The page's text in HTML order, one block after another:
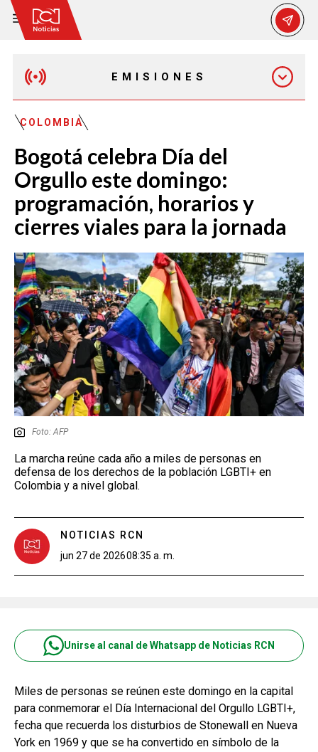
EMISIONES
EMISIÓN 7:00 PM
COLOMBIA
Bogotá celebra Día del
Orgullo este domingo:
programación, horarios y
cierres viales para la jornada
Foto: AFP
La marcha reúne cada año a miles de personas en
defensa de los derechos de la población LGBTI+ en
Colombia y a nivel global.
NOTICIAS RCN
jun 27 de 202608:35 a. m.
Unirse al canal de Whatsapp de Noticias RCN
Miles de personas se reúnen este domingo en la capital
para conmemorar el Día Internacional del Orgullo LGBTI+,
fecha que recuerda los disturbios de Stonewall en Nueva
York en 1969 y que se ha convertido en símbolo de la